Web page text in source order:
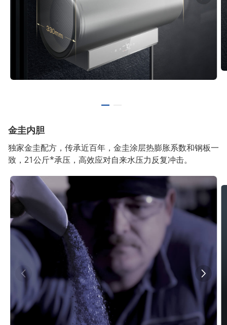
金圭内胆
独家金圭配方，传承近百年，金圭涂层热膨胀系数和钢板一
致，21公斤*承压，高效应对自来水压力反复冲击。